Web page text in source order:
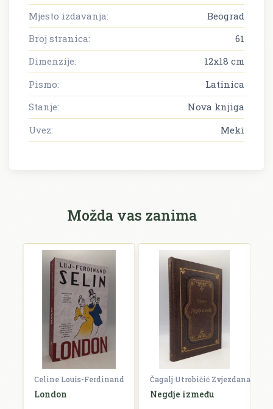
Mjesto izdavanja:
Beograd
Broj stranica:
61
Dimenzije:
12x18 cm
Pismo:
Latinica
Stanje:
Nova knjiga
Uvez:
Meki
Možda vas zanima
Celine Louis-Ferdinand
London
Čagalj Utrobičić Zvjezdana
Negdje između